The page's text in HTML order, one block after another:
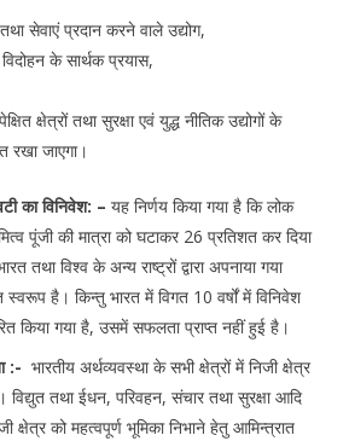
सेवाएं प्रदान करने वाले उद्योग,
के सार्थक प्रयास,
क्षेत्रों तथा सुरक्षा एवं युद्ध नीतिक उद्योगों के
रखा जाएगा।
का विनिवेश: – यह निर्णय किया गया है कि लोक
पूंजी की मात्रा को घटाकर 26 प्रतिशत कर दिया
तथा विश्व के अन्य राष्ट्रों द्वारा अपनाया गया
स्वरूप है। किन्तु भारत में विगत 10 वर्षों में विनिवेश
किया गया है, उसमें सफलता प्राप्त नहीं हुई है।
:- भारतीय अर्थव्यवस्था के सभी क्षेत्रों में निजी क्षेत्र
विद्युत तथा ईधन, परिवहन, संचार तथा सुरक्षा आदि
क्षेत्र को महत्वपूर्ण भूमिका निभाने हेतु आमिन्त्रात